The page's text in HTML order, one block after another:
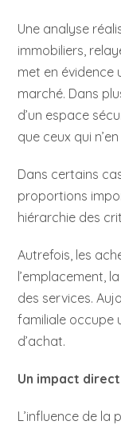
Une analyse
immobiliers,
met en évidence
marché. Dans
d’un espace
que ceux qui
Dans certains
proportions
hiérarchie des
Autrefois, les
l’emplacement,
des services.
familiale occupe
d’achat.
Un impact
L’influence de la